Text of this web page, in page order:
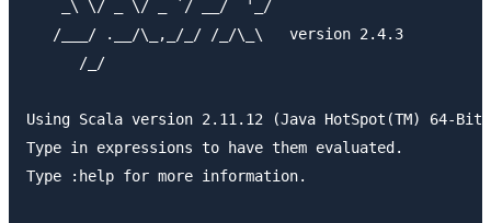
    _\ \/ _ \/ _ `/ __/  '_/
   /___/ .__/\_,_/_/ /_/\_\   version 2.4.3
      /_/
Using Scala version 2.11.12 (Java HotSpot(TM) 64-Bit
Type in expressions to have them evaluated.
Type :help for more information.